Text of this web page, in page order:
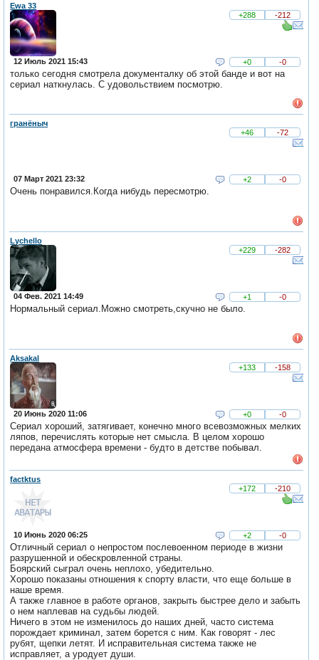
Ewa 33
+288
-212
12 Июль 2021 15:43 +0 -0
только сегодня смотрела документалку об этой банде и вот на
сериал наткнулась. С удовольствием посмотрю.
гранёныч
+46
-72
07 Март 2021 23:32 +2 -0
Очень понравился.Когда нибудь пересмотрю.
Lychello
+229
-282
04 Фев. 2021 14:49 +1 -0
Нормальный сериал.Можно смотреть,скучно не было.
Aksakal
+133
-158
20 Июнь 2020 11:06 +0 -0
Сериал хороший, затягивает, конечно много всевозможных мелких
ляпов, перечислять которые нет смысла. В целом хорошо
передана атмосфера времени - будто в детстве побывал.
factktus
+172
-210
10 Июнь 2020 06:25 +2 -0
Отличный сериал о непростом послевоенном периоде в жизни
разрушенной и обескровленной страны.
Боярский сыграл очень неплохо, убедительно.
Хорошо показаны отношения к спорту власти, что еще больше в
наше время.
А также главное в работе органов, закрыть быстрее дело и забыть
о нем наплевав на судьбы людей.
Ничего в этом не изменилось до наших дней, часто система
порождает криминал, затем борется с ним. Как говорят - лес
рубят, щепки летят. И исправительная система также не
исправляет, а уродует души.